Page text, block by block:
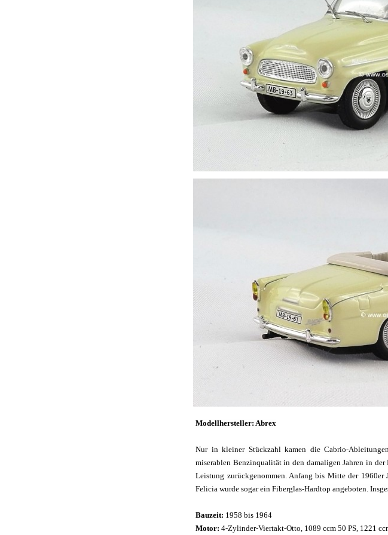
Modellhersteller: Abrex
Nur in kleiner Stückzahl kamen die Cabrio-
miserablen Benzinqualität in den damaligen Jahren in
Leistung zurückgenommen. Anfang bis Mitte der
Felicia wurde sogar ein Fiberglas-Hardtop angeboten.
Bauzeit: 1958 bis 1964
Motor: 4-Zylinder-Viertakt-Otto, 1089 ccm 50 PS, 1221